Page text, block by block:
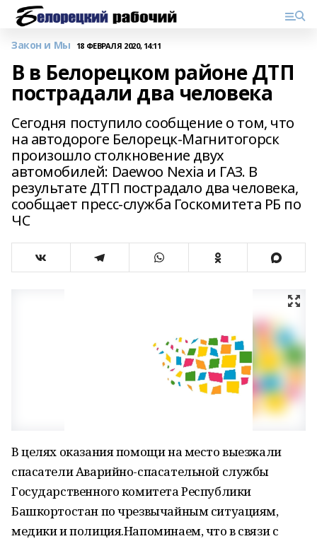
Закон и Мы 18 ФЕВРАЛЯ 2020, 14:11
В в Белорецком районе ДТП
пострадали два человека
Сегодня поступило сообщение о том, что
на автодороге Белорецк-Магнитогорск
произошло столкновение двух
автомобилей: Daewoo Nexia и ГАЗ. В
результате ДТП пострадало два человека,
сообщает пресс-служба Госкомитета РБ по
ЧС
В целях оказания помощи на место выезжали
спасатели Аварийно-спасательной службы
Государственного комитета Республики
Башкортостан по чрезвычайным ситуациям,
медики и полиция.Напоминаем, что в связи с